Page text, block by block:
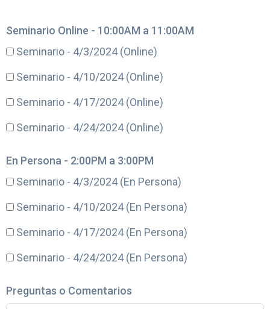
Seminario Online - 10:00AM a 11:00AM
Seminario - 4/3/2024 (Online)
Seminario - 4/10/2024 (Online)
Seminario - 4/17/2024 (Online)
Seminario - 4/24/2024 (Online)
En Persona - 2:00PM a 3:00PM
Seminario - 4/3/2024 (En Persona)
Seminario - 4/10/2024 (En Persona)
Seminario - 4/17/2024 (En Persona)
Seminario - 4/24/2024 (En Persona)
Preguntas o Comentarios